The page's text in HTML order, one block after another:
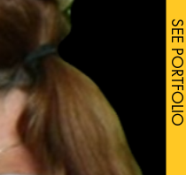
SEE PORTFOLIO